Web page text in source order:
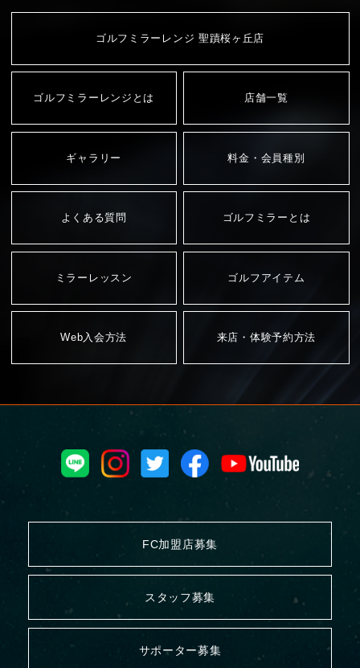
ゴルフミラーレンジ 聖蹟桜ヶ丘店
ゴルフミラーレンジとは 店舗一覧
ギャラリー 料金・会員種別
よくある質問 ゴルフミラーとは
ミラーレッスン ゴルフアイテム
Web入会方法 来店・体験予約方法
FC加盟店募集
スタッフ募集
サポーター募集